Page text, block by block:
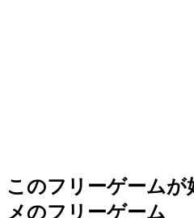
このフリーゲームが
メのフリーゲーム